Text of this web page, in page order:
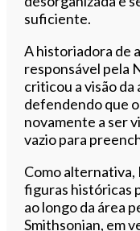
suficiente.
A historiadora de
responsável pela
criticou a visão
defendendo que
novamente a ser
vazio para
Como alternativa,
figuras históricas
ao longo da área
Smithsonian, em